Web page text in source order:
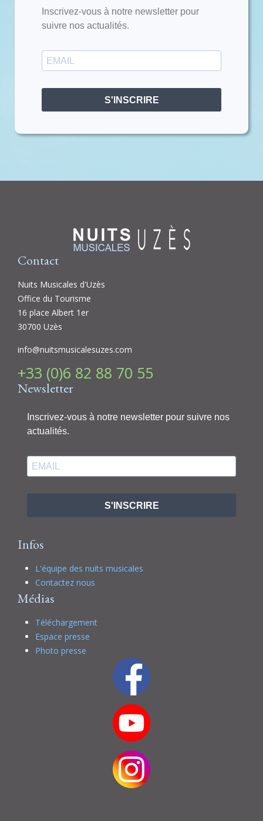
Inscrivez-vous à notre newsletter pour
suivre nos actualités.
S'INSCRIRE
Contact
Nuits Musicales d'Uzès
Office du Tourisme
16 place Albert 1er
30700 Uzès
info@nuitsmusicalesuzes.com
+33 (0)6 82 88 70 55
Newsletter
Inscrivez-vous à notre newsletter pour suivre nos
actualités.
S'INSCRIRE
Infos
L'équipe des nuits musicales
Contactez nous
Médias
Téléchargement
Espace presse
Photo presse